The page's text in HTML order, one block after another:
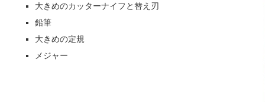
大きめのカッターナイフと替え刃
鉛筆
大きめの定規
メジャー